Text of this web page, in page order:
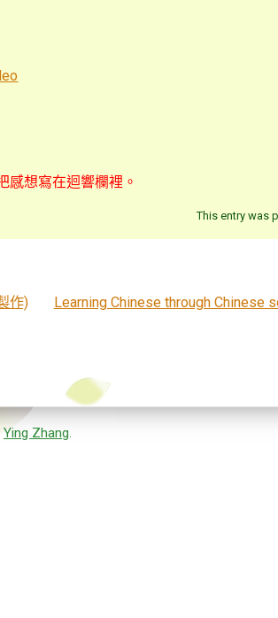
感想寫在迴響欄裡。
This entry was
作)
Learning Chinese through Chinese
Ying Zhang